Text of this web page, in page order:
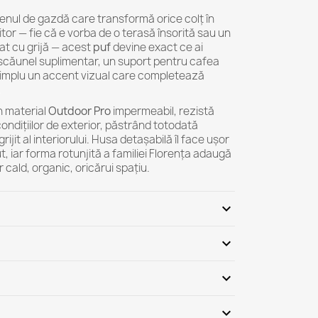
de gazdă care transformă orice colț în
— fie că e vorba de o terasă însorită sau un
cu grijă — acestpufdevine exact ce ai
suplimentar, un suport pentru cafea
un accent vizual care completează
materialOutdoor Proimpermeabil, rezistă
de exterior, păstrând totodată
al interiorului. Husa detașabilă îl face ușor
iar forma rotunjită a familiei Florența adaugă
cald, organic, oricărui spațiu.
expand_more
poate varia cu +/- 5%
24 luni
expand_more
expand_more
expand_more